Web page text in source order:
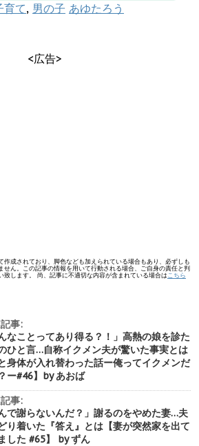
育て, 男の子 あゆたろう
<広告>
作成されており、脚色なども加えられている場合もあり、必ずしも
せん。この記事の情報を用いて行動される場合、ご自身の責任と判
致します。 尚、記事に不適切な内容が含まれている場合は こちら
事:
なことってあり得る？！」高熱の娘を診た
ひと言…自称イクメン夫が驚いた事実とは
と身体が入れ替わった話ー俺ってイクメンだ
ー#46】by あおば
事:
んで謝らないんだ？」謝るのをやめた妻…夫
り着いた『答え』とは【妻が突然家を出て
した #65】 by ずん